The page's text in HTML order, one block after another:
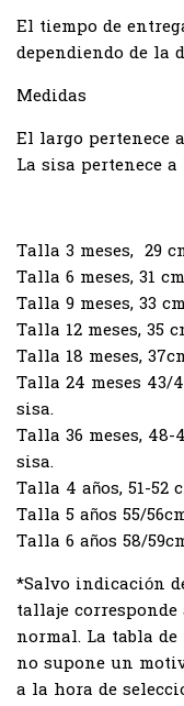
El tiempo de
dependiendo de la
Medidas
El largo pertenece
La sisa pertenece
Talla 3 meses, 29
Talla 6 meses, 31
Talla 9 meses, 33
Talla 12 meses, 35
Talla 18 meses,
Talla 24 meses 43/
sisa.
Talla 36 meses,
sisa.
Talla 4 años, 51-52
Talla 5 años 55/
Talla 6 años 58/
*Salvo indicación
tallaje
normal. La tabla
no supone un
a la hora de